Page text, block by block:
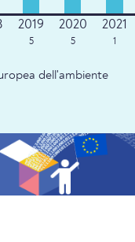
5 5 1
dell'ambiente